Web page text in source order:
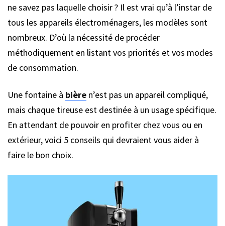
ne savez pas laquelle choisir ? Il est vrai qu’à l’instar de
tous les appareils électroménagers, les modèles sont
nombreux. D’où la nécessité de procéder
méthodiquement en listant vos priorités et vos modes
de consommation.
Une fontaine à bière n’est pas un appareil compliqué,
mais chaque tireuse est destinée à un usage spécifique.
En attendant de pouvoir en profiter chez vous ou en
extérieur, voici 5 conseils qui devraient vous aider à
faire le bon choix.